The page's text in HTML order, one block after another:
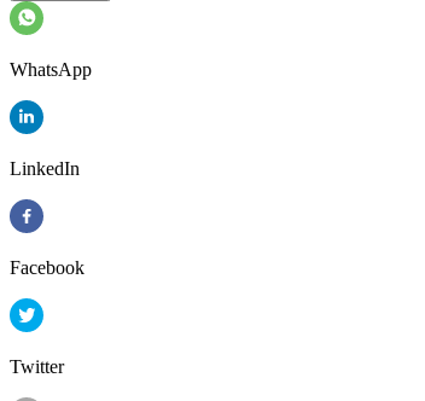
WhatsApp
LinkedIn
Facebook
Twitter